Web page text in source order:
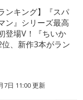
ンキング】『スパ
ン』シリーズ最高
登場V！『ちいか
、新作3本がラン
7日 11:00更新